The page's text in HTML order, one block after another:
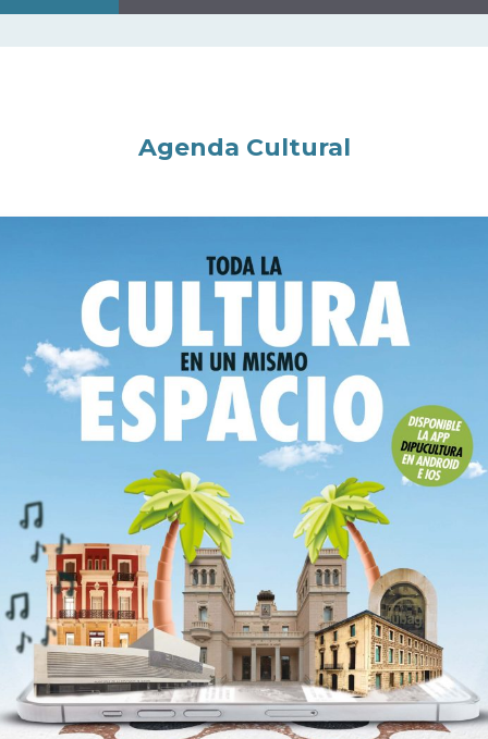
Agenda Cultural